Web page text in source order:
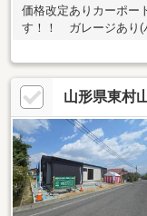
価格改定ありカーポー
す！！ ガレージあり(
山形県東村